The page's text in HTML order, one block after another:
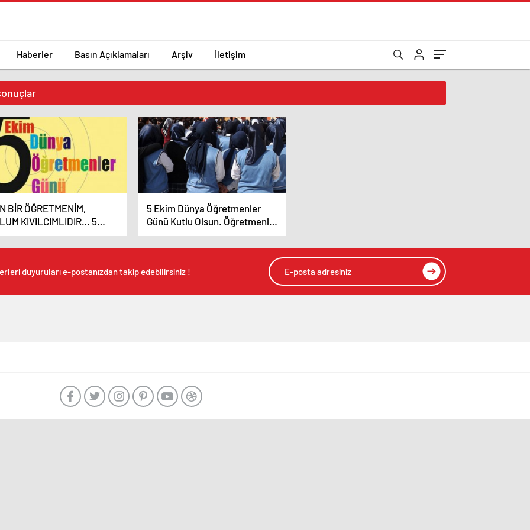
Haberler Basın Açıklamaları Arşiv İletişim
BİR ÖĞRETMENİM,
KIVILCIMLIDIR… 5
DÜNYA ÖĞRETMENLER
KUTLU OLSUN!
5 Ekim Dünya Öğretmenler
Günü Kutlu Olsun. Öğretmenlik
mesleğinin onuru ve geleceği
için!
duyuruları e-postanızdan takip edebilirsiniz !